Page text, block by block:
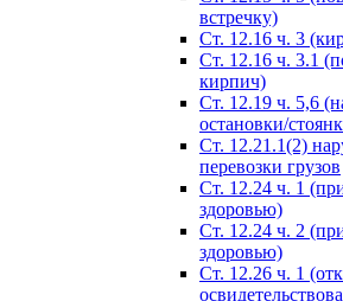
встречку)
Ст. 12.16 ч. 3
Ст. 12.16 ч. 3.1
кирпич)
Ст. 12.19 ч. 5,6
остановки/
Ст. 12.21.1(2)
перевозки грузов
Ст. 12.24 ч. 1
здоровью)
Ст. 12.24 ч. 2
здоровью)
Ст. 12.26 ч. 1